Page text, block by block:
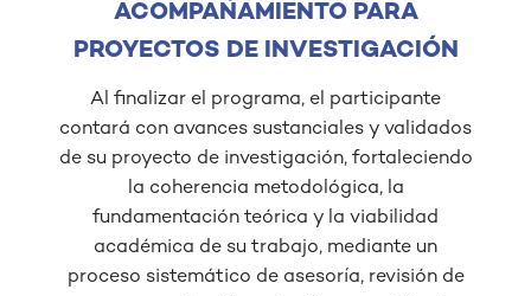
ACOMPAÑAMIENTO PARA
PROYECTOS DE INVESTIGACIÓN
Al finalizar el programa, el participante
contará con avances sustanciales y validados
de su proyecto de investigación, fortaleciendo
la coherencia metodológica, la
fundamentación teórica y la viabilidad
académica de su trabajo, mediante un
proceso sistemático de asesoría, revisión de